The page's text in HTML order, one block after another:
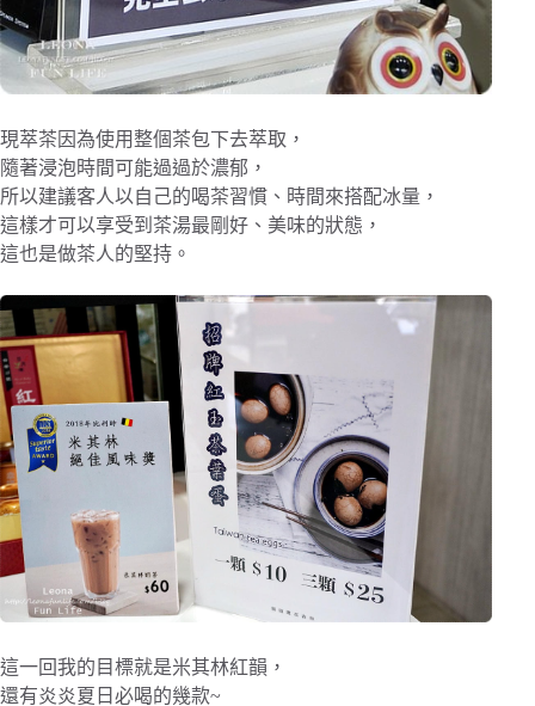
現萃茶因為使用整個茶包下去萃取，
隨著浸泡時間可能過過於濃郁，
所以建議客人以自己的喝茶習慣、時間來搭配冰量，
這樣才可以享受到茶湯最剛好、美味的狀態，
這也是做茶人的堅持。
這一回我的目標就是米其林紅韻，
還有炎炎夏日必喝的幾款~